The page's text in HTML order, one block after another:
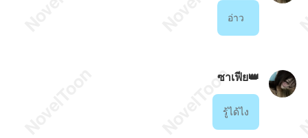
อ่าว
ซาเฟีย👑
รู้ได้ไง